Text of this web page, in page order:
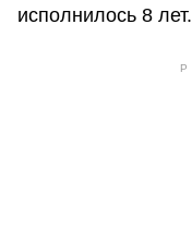
исполнилось 8 лет.